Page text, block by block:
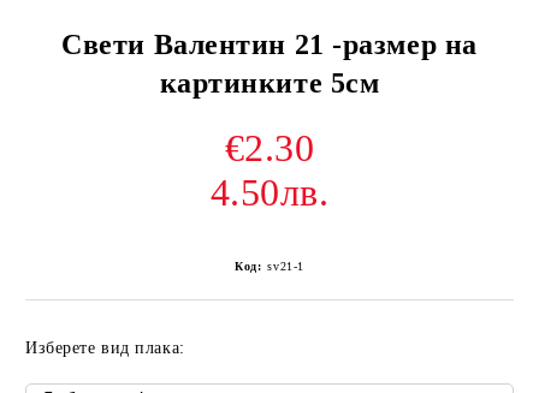
Свети Валентин 21 -размер на
картинките 5см
€2.30
4.50лв.
Код: sv21-1
Изберете вид плака: